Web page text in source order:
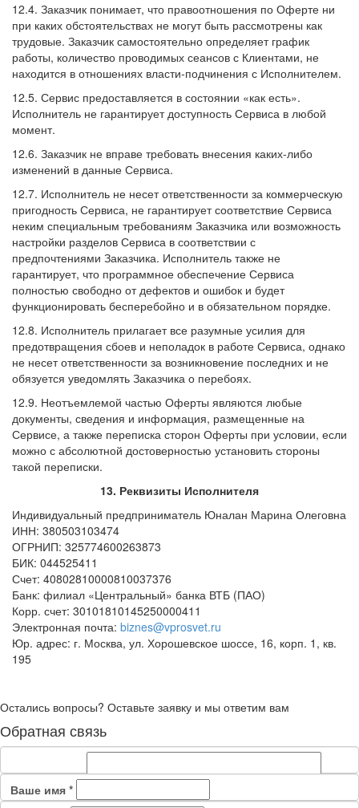
12.4. Заказчик понимает, что правоотношения по Оферте ни
при каких обстоятельствах не могут быть рассмотрены как
трудовые. Заказчик самостоятельно определяет график
работы, количество проводимых сеансов с Клиентами, не
находится в отношениях власти-подчинения с Исполнителем.
12.5. Сервис предоставляется в состоянии «как есть».
Исполнитель не гарантирует доступность Сервиса в любой
момент.
12.6. Заказчик не вправе требовать внесения каких-либо
изменений в данные Сервиса.
12.7. Исполнитель не несет ответственности за коммерческую
пригодность Сервиса, не гарантирует соответствие Сервиса
неким специальным требованиям Заказчика или возможность
настройки разделов Сервиса в соответствии с
предпочтениями Заказчика. Исполнитель также не
гарантирует, что программное обеспечение Сервиса
полностью свободно от дефектов и ошибок и будет
функционировать бесперебойно и в обязательном порядке.
12.8. Исполнитель прилагает все разумные усилия для
предотвращения сбоев и неполадок в работе Сервиса, однако
не несет ответственности за возникновение последних и не
обязуется уведомлять Заказчика о перебоях.
12.9. Неотъемлемой частью Оферты являются любые
документы, сведения и информация, размещенные на
Сервисе, а также переписка сторон Оферты при условии, если
можно с абсолютной достоверностью установить стороны
такой переписки.
13. Реквизиты Исполнителя
Индивидуальный предприниматель Юналан Марина Олеговна
ИНН: 380503103474
ОГРНИП: 325774600263873
БИК: 044525411
Счет: 40802810000810037376
Банк: филиал «Центральный» банка ВТБ (ПАО)
Корр. счет: 30101810145250000411
Электронная почта: biznes@vprosvet.ru
Юр. адрес: г. Москва, ул. Хорошевское шоссе, 16, корп. 1, кв.
195
Остались вопросы? Оставьте заявку и мы ответим вам
Обратная связь
Ваше имя *